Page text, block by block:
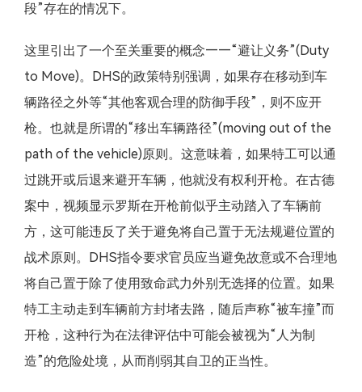
段”存在的情况下。
这里引出了一个至关重要的概念——“避让义务”(Duty
to Move)。DHS的政策特别强调，如果存在移动到车
辆路径之外等“其他客观合理的防御手段”，则不应开
枪。也就是所谓的“移出车辆路径”(moving out of the
path of the vehicle)原则。这意味着，如果特工可以通
过跳开或后退来避开车辆，他就没有权利开枪。在古德
案中，视频显示罗斯在开枪前似乎主动踏入了车辆前
方，这可能违反了关于避免将自己置于无法规避位置的
战术原则。DHS指令要求官员应当避免故意或不合理地
将自己置于除了使用致命武力外别无选择的位置。如果
特工主动走到车辆前方封堵去路，随后声称“被车撞”而
开枪，这种行为在法律评估中可能会被视为“人为制
造”的危险处境，从而削弱其自卫的正当性。